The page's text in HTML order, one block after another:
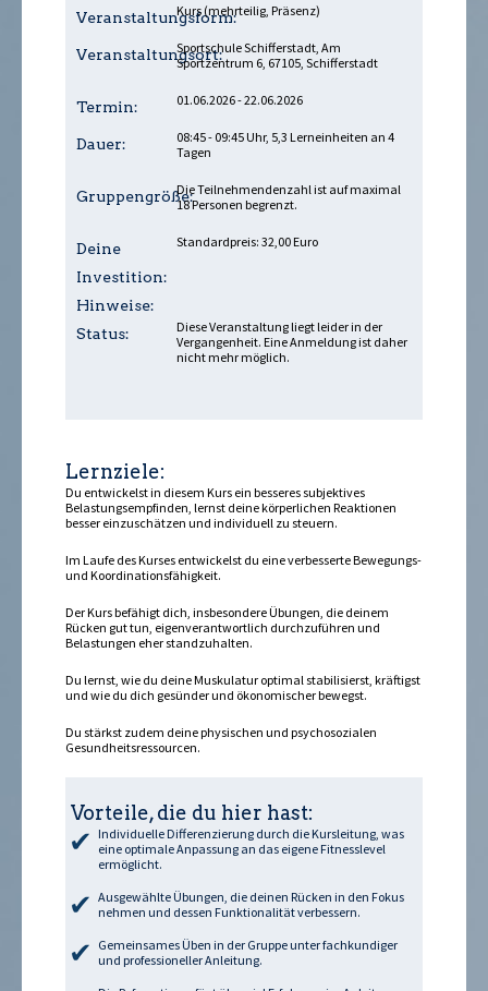
Veranstaltungsform:Kurs (mehrteilig, Präsenz)
Veranstaltungsort:Sportschule Schifferstadt, Am
Sportzentrum 6, 67105, Schifferstadt
Termin: 01.06.2026 - 22.06.2026
Dauer:
08:45 - 09:45 Uhr, 5,3 Lerneinheiten an 4
Tagen
Gruppengröße:Die Teilnehmendenzahl ist auf maximal
18 Personen begrenzt.
Deine
Investition:
Standardpreis: 32,00 Euro
Hinweise:
Status:
Diese Veranstaltung liegt leider in der
Vergangenheit. Eine Anmeldung ist daher
nicht mehr möglich.
Lernziele:
Du entwickelst in diesem Kurs ein besseres subjektives
Belastungsempfinden, lernst deine körperlichen Reaktionen
besser einzuschätzen und individuell zu steuern.
Im Laufe des Kurses entwickelst du eine verbesserte Bewegungs-
und Koordinationsfähigkeit.
Der Kurs befähigt dich, insbesondere Übungen, die deinem
Rücken gut tun, eigenverantwortlich durchzuführen und
Belastungen eher standzuhalten.
Du lernst, wie du deine Muskulatur optimal stabilisierst, kräftigst
und wie du dich gesünder und ökonomischer bewegst.
Du stärkst zudem deine physischen und psychosozialen
Gesundheitsressourcen.
Vorteile, die du hier hast:
Individuelle Differenzierung durch die Kursleitung, was
eine optimale Anpassung an das eigene Fitnesslevel
ermöglicht.
Ausgewählte Übungen, die deinen Rücken in den Fokus
nehmen und dessen Funktionalität verbessern.
Gemeinsames Üben in der Gruppe unter fachkundiger
und professioneller Anleitung.